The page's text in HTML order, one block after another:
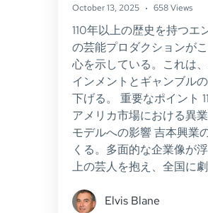
October 13, 2025 658 Views
110年以上の歴史を持つ
の芸能プロダクションが
心を示している。これは
インメントとギャンブル
下げる。 重要なポイント
アメリカ市場における異
モデルへの影響 吉本興業
くる。多面的な企業像が
上の芸人を抱え、全国に
Elvis Blane